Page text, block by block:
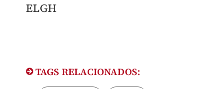
ELGH
TAGS RELACIONADOS: